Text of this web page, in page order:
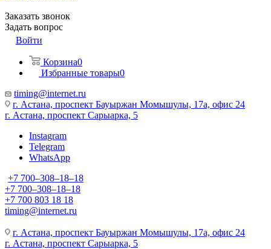
Заказать звонок
Задать вопрос
Войти
Корзина0
Избранные товары0
timing@internet.ru
г. Астана, проспект Бауыржан Момышулы, 17а, офис 24
г. Астана, проспект Сарыарка, 5
Instagram
Telegram
WhatsApp
+7 700‒308‒18‒18
+7 700‒308‒18‒18
+7 700 803 18 18
timing@internet.ru
г. Астана, проспект Бауыржан Момышулы, 17а, офис 24
г. Астана, проспект Сарыарка, 5